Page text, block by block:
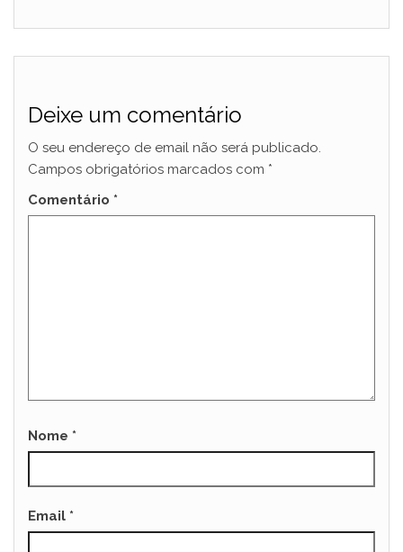
Deixe um comentário
O seu endereço de email não será publicado.
Campos obrigatórios marcados com *
Comentário *
Nome *
Email *